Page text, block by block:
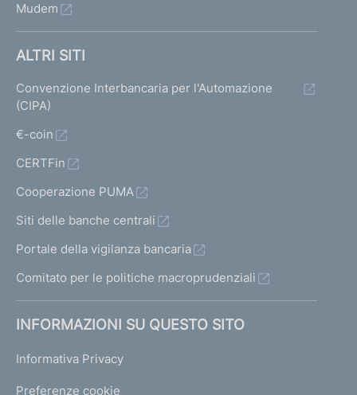
Mudem
ALTRI SITI
Convenzione Interbancaria per l'Automazione
(CIPA)
€-coin
CERTFin
Cooperazione PUMA
Siti delle banche centrali
Portale della vigilanza bancaria
Comitato per le politiche macroprudenziali
INFORMAZIONI SU QUESTO SITO
Informativa Privacy
Preferenze cookie